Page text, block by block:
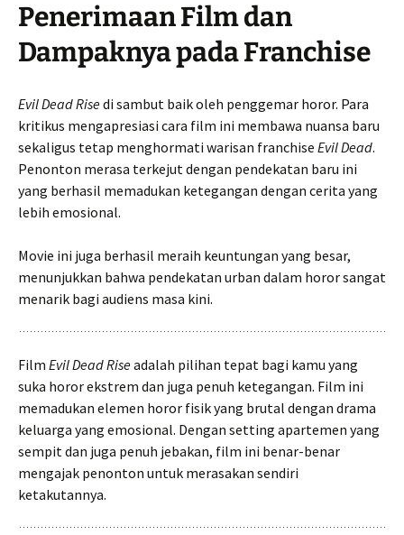
Penerimaan Film dan
Dampaknya pada Franchise
Evil Dead Risedi sambut baik oleh penggemar horor. Para
kritikus mengapresiasi cara film ini membawa nuansa baru
sekaligus tetap menghormati warisan franchise Evil Dead.
Penonton merasa terkejut dengan pendekatan baru ini
yang berhasil memadukan ketegangan dengan cerita yang
lebih emosional.
Movie ini juga berhasil meraih keuntungan yang besar,
menunjukkan bahwa pendekatan urban dalam horor sangat
menarik bagi audiens masa kini.
Film Evil Dead Riseadalah pilihan tepat bagi kamu yang
suka horor ekstrem dan juga penuh ketegangan. Film ini
memadukan elemen horor fisik yang brutal dengan drama
keluarga yang emosional. Dengan setting apartemen yang
sempit dan juga penuh jebakan, film ini benar-benar
mengajak penonton untuk merasakan sendiri
ketakutannya.